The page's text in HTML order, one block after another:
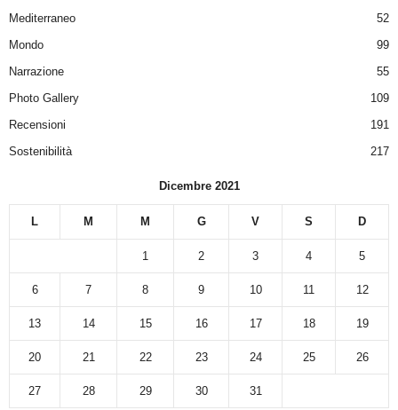
Mediterraneo
52
Mondo
99
Narrazione
55
Photo Gallery
109
Recensioni
191
Sostenibilità
217
Dicembre 2021
L M M G V S D
1 2 3 4 5
6 7 8 9 10 11 12
13 14 15 16 17 18 19
20 21 22 23 24 25 26
27 28 29 30
31